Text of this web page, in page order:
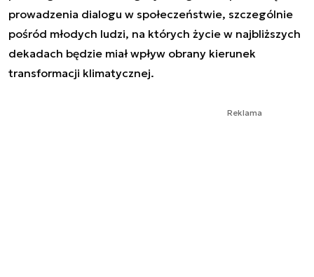
prowadzenia dialogu w społeczeństwie, szczególnie
pośród młodych ludzi, na których życie w najbliższych
dekadach będzie miał wpływ obrany kierunek
transformacji klimatycznej.
Reklama